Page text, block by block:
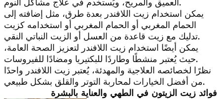
يمكن استخدام زيت اللافندر بعدة طرق، مثل إضافته إلى
الحمام المغربي أو الحمام المغربي أو استخدامه كزيت
تدليك مع زيت قاعدة من العسل أو الزيت النباتي النقي.
يمكن أيضًا استخدام زيت اللافندر لتعزيز الصحة العامة،
حيث يُعتبر منشطًا وطاردًا للبكتيريا ومضادًا للفيروسات.
نظرًا لخصائصه العلاجية والمهدئة، يُعتبر زيت اللافندر واحدًا
من أفضل الخيارات لمحاربة التوتر والقلق بشكل طبيعي.
فوائد زيت الزيتون في الطهي والعناية بالبشرة